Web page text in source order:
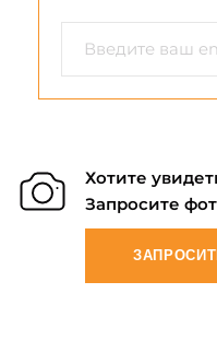
Хотите
Запросите